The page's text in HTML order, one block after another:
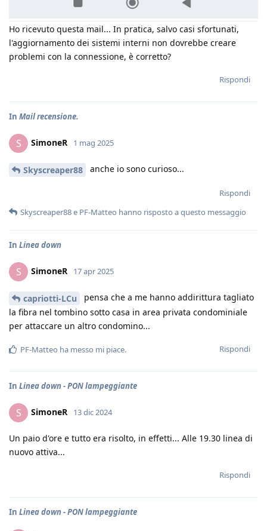
Ho ricevuto questa mail... In pratica, salvo casi sfortunati,
l'aggiornamento dei sistemi interni non dovrebbe creare
problemi con la connessione, è corretto?
Rispondi
In Mail recensione.
S SimoneR 1 mag 2025
Skyscreaper88 anche io sono curioso...
Rispondi
Skyscreaper88e PF-Matteo hanno risposto a questo messaggio
In Linea down
S SimoneR 17 apr 2025
capriotti-LCu
pensa che a me hanno addirittura tagliato
la fibra nel tombino sotto casa in area privata condominiale
per attaccare un altro condomino...
Rispondi
PF-Matteo ha messo mi piace.
In Linea down - PON lampeggiante
S SimoneR 13 dic 2024
Un paio d'ore e tutto era risolto, in effetti... Alle 19.30 linea di
nuovo attiva...
Rispondi
In Linea down - PON lampeggiante